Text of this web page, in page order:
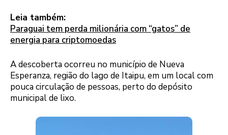
Leia também:
Paraguai tem perda milionária com “gatos” de
energia para criptomoedas
A descoberta ocorreu no município de Nueva
Esperanza, região do lago de Itaipu, em um local com
pouca circulação de pessoas, perto do depósito
municipal de lixo.